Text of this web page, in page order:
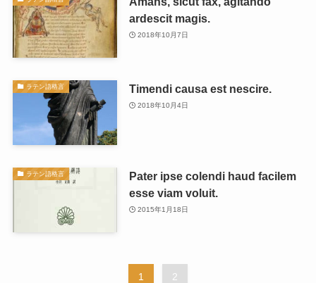
ardescit magis.
2018年10月7日
ラテン語格言 Timendi causa est nescire.
2018年10月4日
ラテン語格言
Pater ipse colendi haud facilem
esse viam voluit.
2015年1月18日
1 2